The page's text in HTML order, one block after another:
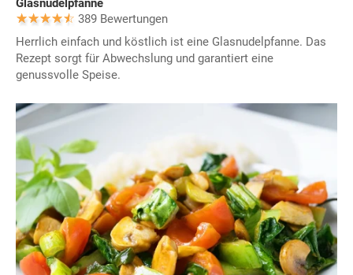
Glasnudelpfanne
389 Bewertungen
Herrlich einfach und köstlich ist eine Glasnudelpfanne. Das
Rezept sorgt für Abwechslung und garantiert eine
genussvolle Speise.